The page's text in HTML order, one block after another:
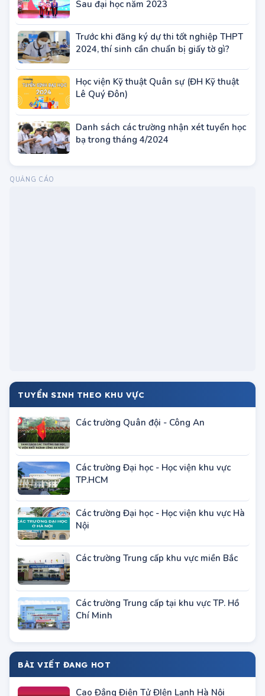
Miền Nam
Chương trình đào tạo
Đại học
Cao đẳng & Trung cấp
Sơ cấp
Đào tạo Dạy nghề
ĐƯỢC QUAN TÂM
Danh sách các trường nhận xét tuyển học
bạ trong tháng 4/2024
TUYỂN SINH THEO KHU VỰC
Các trường Quân đội - Công An